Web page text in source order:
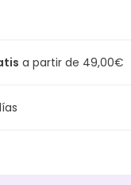
a partir de 49,00€